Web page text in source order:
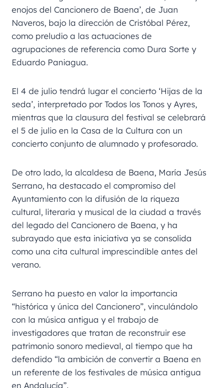
enojos del Cancionero de Baena’, de Juan
Naveros, bajo la dirección de Cristóbal Pérez,
como preludio a las actuaciones de
agrupaciones de referencia como Dura Sorte y
Eduardo Paniagua.
El 4 de julio tendrá lugar el concierto ‘Hijas de la
seda’, interpretado por Todos los Tonos y Ayres,
mientras que la clausura del festival se celebrará
el 5 de julio en la Casa de la Cultura con un
concierto conjunto de alumnado y profesorado.
De otro lado, la alcaldesa de Baena, María Jesús
Serrano, ha destacado el compromiso del
Ayuntamiento con la difusión de la riqueza
cultural, literaria y musical de la ciudad a través
del legado del Cancionero de Baena, y ha
subrayado que esta iniciativa ya se consolida
como una cita cultural imprescindible antes del
verano.
Serrano ha puesto en valor la importancia
“histórica y única del Cancionero”, vinculándolo
con la música antigua y el trabajo de
investigadores que tratan de reconstruir ese
patrimonio sonoro medieval, al tiempo que ha
defendido “la ambición de convertir a Baena en
un referente de los festivales de música antigua
en Andalucía”.